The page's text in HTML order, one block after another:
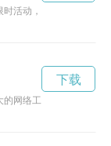
活动，用户可以免费
网络工具，可以提升
下载